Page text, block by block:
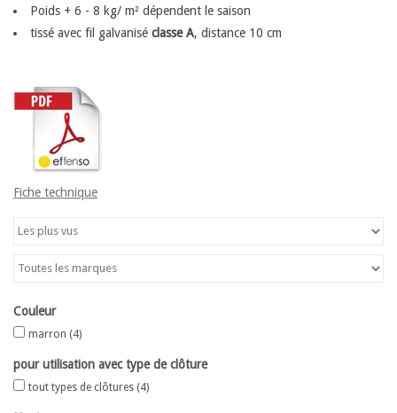
Documents
Carte
Contactez-nous
Poids + 6 - 8 kg/ m² dépendent le saison
tissé avec fil galvanisé classe A, distance 10 cm
Fiche technique
Couleur
marron (4)
pour utilisation avec type de clôture
tout types de clôtures (4)